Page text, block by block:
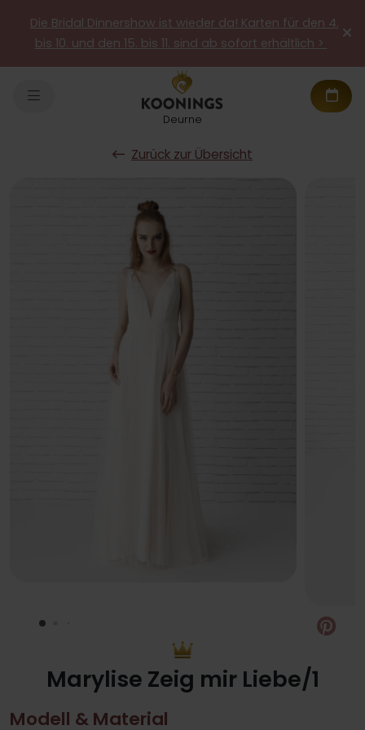
Die Bridal Dinnershow ist wieder da! Karten für den 4.
bis 10. und den 15. bis 11. sind ab sofort erhältlich >
Deurne
Zurück zur Übersicht
Marylise Zeig mir Liebe/1
Modell & Material